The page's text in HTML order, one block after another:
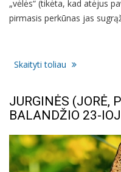
„vėlės“ (tikėta, kad atėjus
pirmasis perkūnas jas
Skaityti toliau
JURGINĖS (JORĖ,
BALANDŽIO 23-